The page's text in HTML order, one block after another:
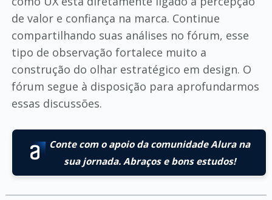
de valor e confiança na marca. Continue
compartilhando suas análises no fórum, esse
tipo de observação fortalece muito a
construção do olhar estratégico em design. O
fórum segue à disposição para aprofundarmos
essas discussões.
Conte com o apoio da comunidade Alura na
sua jornada. Abraços e bons estudos!